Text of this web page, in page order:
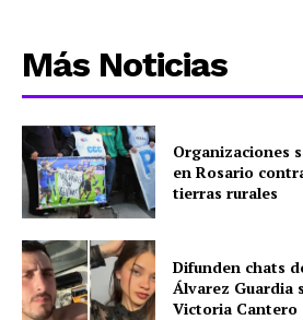
Más Noticias
Organizaciones
en Rosario
tierras rurales
Difunden chats
Álvarez Guardia
Victoria Cantero